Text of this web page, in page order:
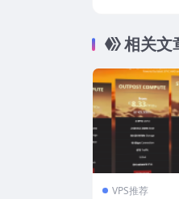
相关文
VPS推荐